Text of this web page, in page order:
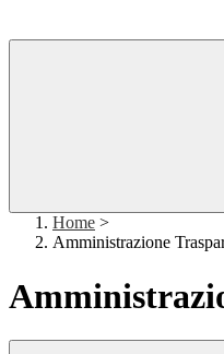
Home >
Amministrazione